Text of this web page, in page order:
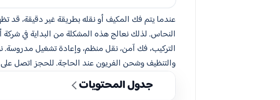
عندما يتم فك المكيف أو نقله بطريقة غير دقيقة، قد
النحاس. لذلك نعالج هذه المشكلة من البداية في
التركيب، فك آمن، نقل منظم، وإعادة تشغيل مدروسة.
والتنظيف وشحن الفريون عند الحاجة. للحجز اتصل على
جدول المحتويات